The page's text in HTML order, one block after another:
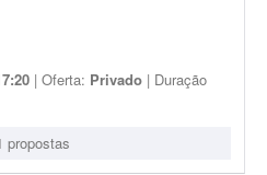
| Oferta: Privado | Duração
propostas